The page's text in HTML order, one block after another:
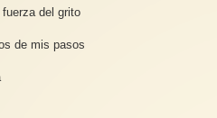
del grito
de mis pasos